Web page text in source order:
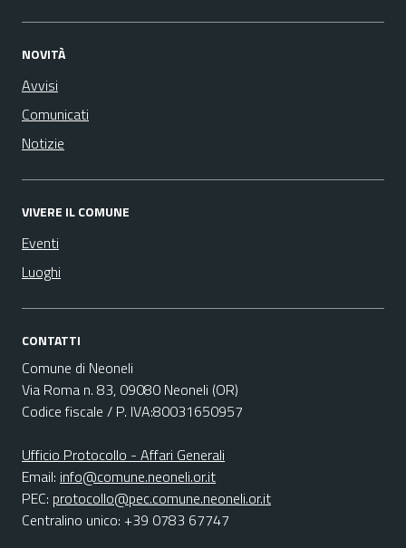
NOVITÀ
Avvisi
Comunicati
Notizie
VIVERE IL COMUNE
Eventi
Luoghi
CONTATTI
Comune di Neoneli
Via Roma n. 83, 09080 Neoneli (OR)
Codice fiscale / P. IVA:80031650957
Ufficio Protocollo - Affari Generali
Email: info@comune.neoneli.or.it
PEC: protocollo@pec.comune.neoneli.or.it
Centralino unico: +39 0783 67747